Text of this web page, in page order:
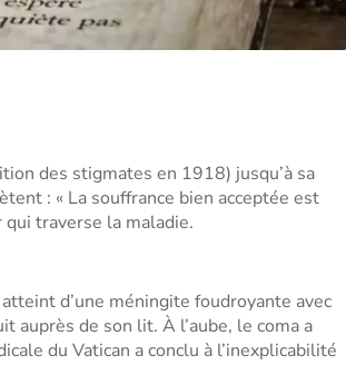
des stigmates en 1918) jusqu’à sa
: « La souffrance bien acceptée est
traverse la maladie.
d’une méningite foudroyante avec
de son lit. À l’aube, le coma a
du Vatican a conclu à l’inexplicabilité